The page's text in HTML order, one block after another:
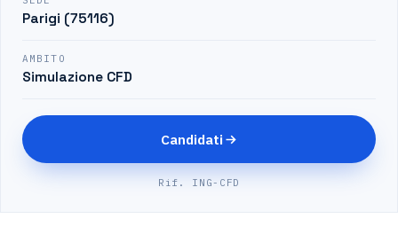
Parigi (75116)
AMBITO
Simulazione CFD
Candidati
Rif. ING-CFD